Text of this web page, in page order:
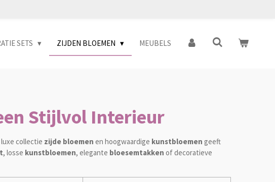
SETS ZIJDEN BLOEMEN MEUBELS
Stijlvol Interieur
collectie zijde bloemen en hoogwaardige kunstbloemen geeft
, losse kunstbloemen, elegante bloesemtakken of decoratieve